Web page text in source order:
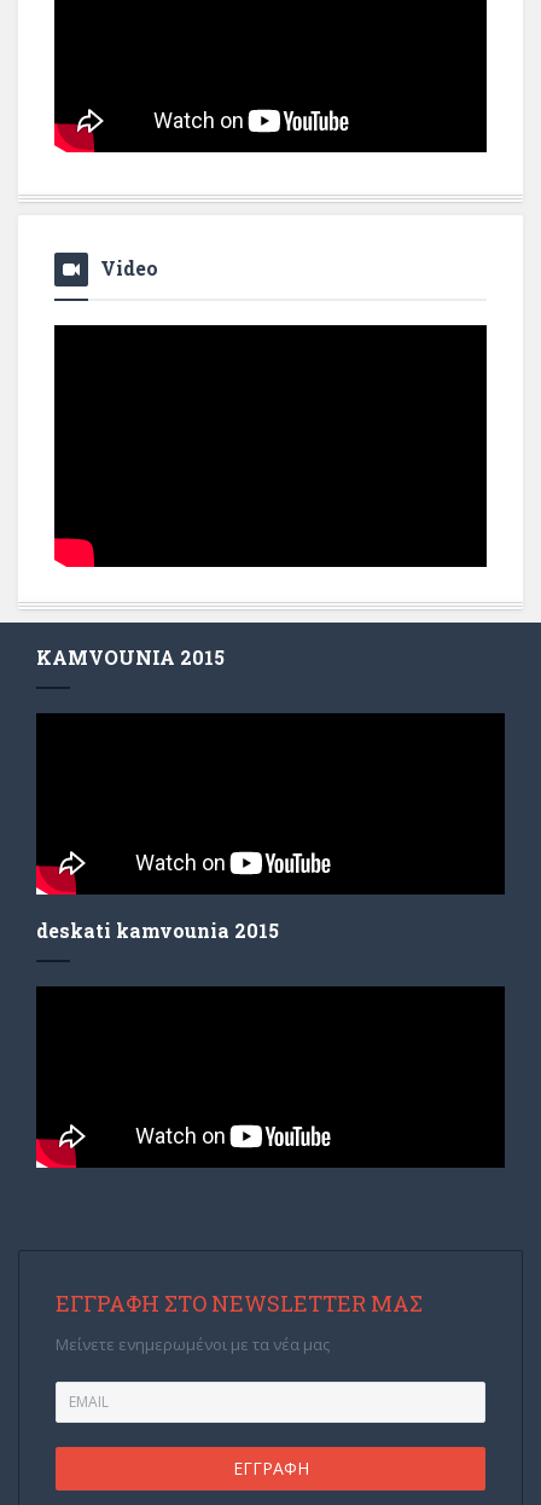
Video
KAMVOUNIA 2015
deskati kamvounia 2015
ΕΓΓΡΑΦΉ ΣΤΟ NEWSLETTER ΜΑΣ
Μείνετε ενημερωμένοι με τα νέα μας